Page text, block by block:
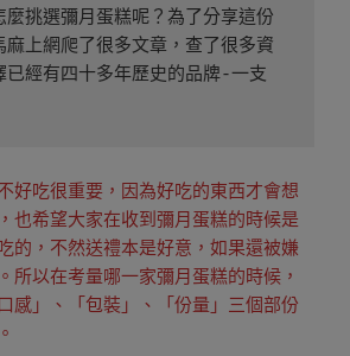
麼挑選彌月蛋糕呢？為了分享這份
麻上網爬了很多文章，查了很多資
已經有四十多年歷史的品牌-一支
好吃很重要，因為好吃的東西才會想
也希望大家在收到彌月蛋糕的時候是
的，不然送禮本是好意，如果還被嫌
所以在考量哪一家彌月蛋糕的時候，
感」、「包裝」、「份量」三個部份